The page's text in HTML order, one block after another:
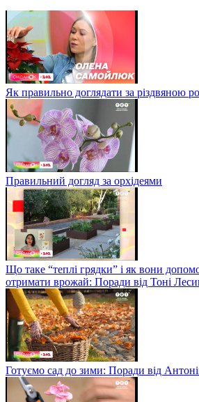
Як правильно доглядати за різдвяною
Правильний догляд за орхідеями
Що таке “теплі грядки” і як вони
отримати врожай: Поради від Тоні
Готуємо сад до зими: Поради від